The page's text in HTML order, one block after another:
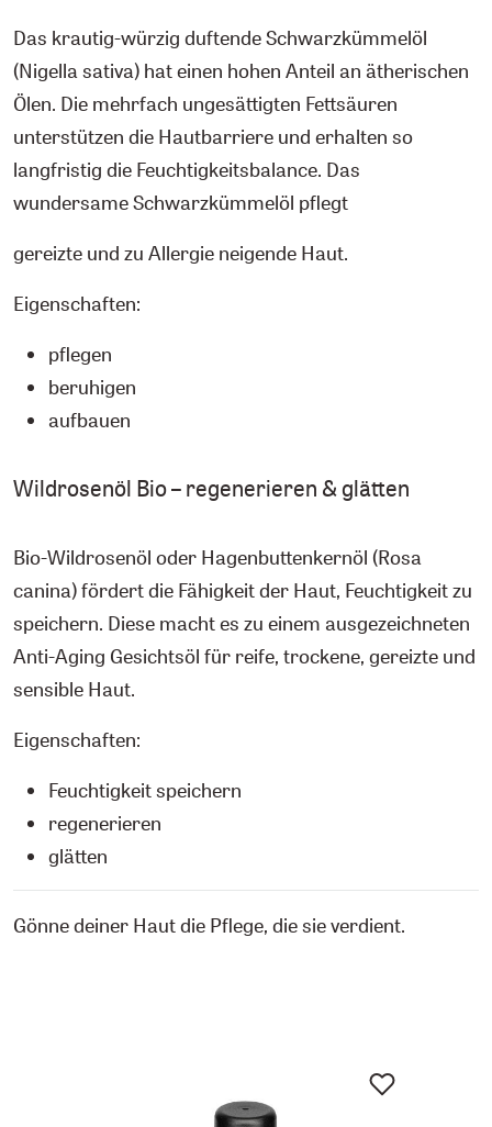
Das krautig-würzig duftende Schwarzkümmelöl
(Nigella sativa) hat einen hohen Anteil an ätherischen
Ölen. Die mehrfach ungesättigten Fettsäuren
unterstützen die Hautbarriere und erhalten so
langfristig die Feuchtigkeitsbalance. Das
wundersame Schwarzkümmelöl pflegt
gereizte und zu Allergie neigende Haut.
Eigenschaften:
pflegen
beruhigen
aufbauen
Wildrosenöl Bio – regenerieren & glätten
Bio-Wildrosenöl oder Hagenbuttenkernöl (Rosa
canina) fördert die Fähigkeit der Haut, Feuchtigkeit zu
speichern. Diese macht es zu einem ausgezeichneten
Anti-Aging Gesichtsöl für reife, trockene, gereizte und
sensible Haut.
Eigenschaften:
Feuchtigkeit speichern
regenerieren
glätten
Gönne deiner Haut die Pflege, die sie verdient.